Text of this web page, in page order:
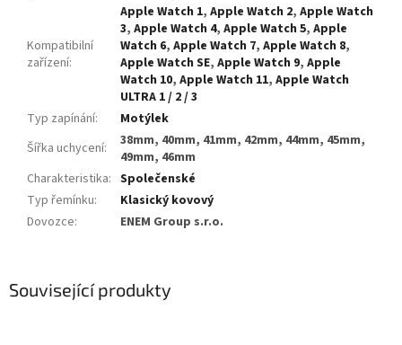
Související produkty
Kompatibilní
zařízení:
Apple Watch 1, Apple Watch 2, Apple Watch
3, Apple Watch 4, Apple Watch 5, Apple
Watch 6, Apple Watch 7, Apple Watch 8,
Apple Watch SE, Apple Watch 9, Apple
Watch 10, Apple Watch 11, Apple Watch
ULTRA 1 / 2 / 3
Typ zapínání:
Motýlek
Šířka uchycení:
38mm, 40mm, 41mm, 42mm, 44mm, 45mm,
49mm, 46mm
Charakteristika: Společenské
Typ řemínku:
Klasický kovový
Dovozce: ENEM Group s.r.o.